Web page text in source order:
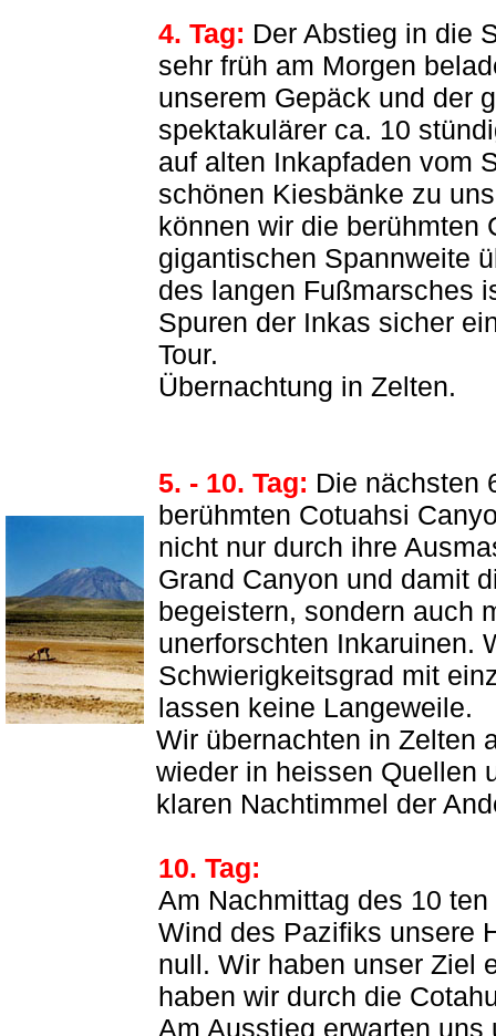
4. Tag: Der Abstieg in die
sehr früh am Morgen
unserem Gepäck und der
spektakulärer ca. 10
auf alten Inkapfaden vom
schönen Kiesbänke zu
können wir die berühmten
gigantischen Spannweite
des langen Fußmarsches
Spuren der Inkas sicher
Tour.
Übernachtung in Zelten.
5. - 10. Tag: Die nächsten
berühmten Cotuahsi
nicht nur durch ihre
Grand Canyon und damit
begeistern, sondern auch
unerforschten Inkaruinen.
Schwierigkeitsgrad mit
lassen keine Langeweile.
Wir übernachten in Zelten
wieder in heissen Quellen
klaren Nachtimmel der
10. Tag:
Am Nachmittag des 10
Wind des Pazifiks unsere
null. Wir haben unser Ziel
haben wir durch die
Am Ausstieg erwarten